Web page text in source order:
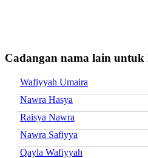
Cadangan nama lain
Wafiyyah Umaira
Nawra Hasya
Raisya Nawra
Nawra Safiyya
Qayla Wafiyyah